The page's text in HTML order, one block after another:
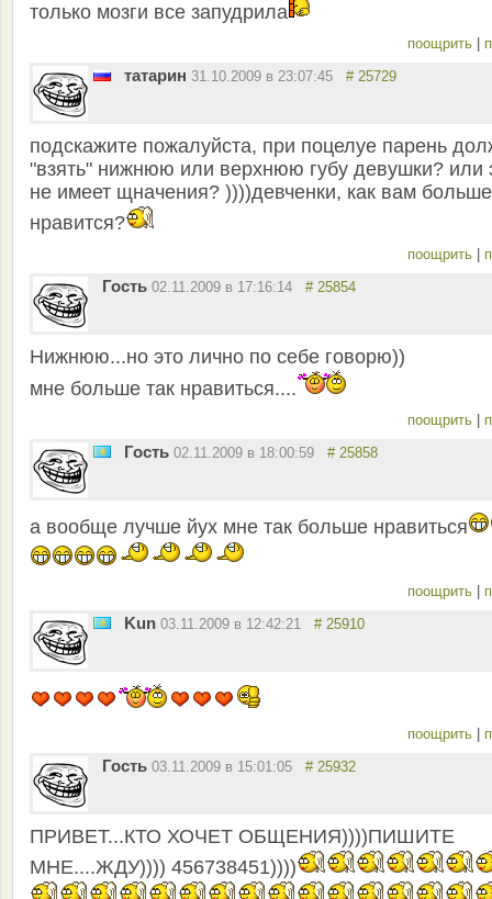
только мозги все запудрила
поощрить
татарин 31.10.2009 в 23:07:45 # 25729
подскажите пожалуйста, при поцелуе парень
"взять" нижнюю или верхнюю губу девушки? или
не имеет щначения? ))))девченки, как вам больше
нравится?
поощрить
Гость 02.11.2009 в 17:16:14 # 25854
Нижнюю...но это лично по себе говорю))
мне больше так нравиться....
поощрить
Гость 02.11.2009 в 18:00:59 # 25858
а вообще лучше йух мне так больше нравиться
поощрить
Kun 03.11.2009 в 12:42:21 # 25910
поощрить
Гость 03.11.2009 в 15:01:05 # 25932
ПРИВЕТ...КТО ХОЧЕТ ОБЩЕНИЯ))))ПИШИТЕ
МНЕ....ЖДУ)))) 456738451))))